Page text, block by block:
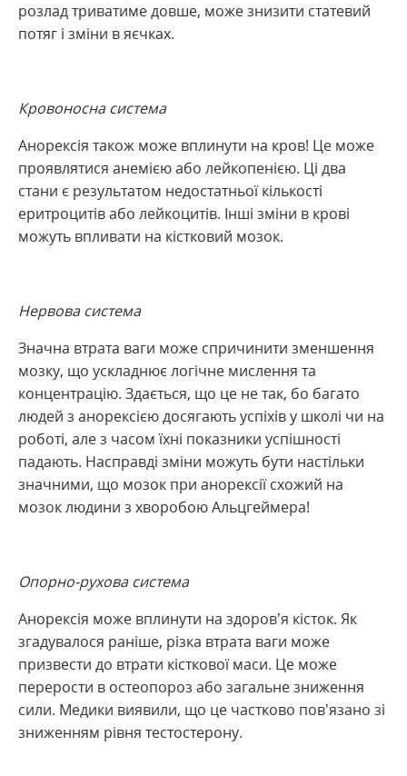
розлад триватиме довше, може знизити статевий
потяг і зміни в яєчках.
Кровоносна система
Анорексія також може вплинути на кров! Це може
проявлятися анемією або лейкопенією. Ці два
стани є результатом недостатньої кількості
еритроцитів або лейкоцитів. Інші зміни в крові
можуть впливати на кістковий мозок.
Нервова система
Значна втрата ваги може спричинити зменшення
мозку, що ускладнює логічне мислення та
концентрацію. Здається, що це не так, бо багато
людей з анорексією досягають успіхів у школі чи на
роботі, але з часом їхні показники успішності
падають. Насправді зміни можуть бути настільки
значними, що мозок при анорексії схожий на
мозок людини з хворобою Альцгеймера!
Опорно-рухова система
Анорексія може вплинути на здоров’я кісток. Як
згадувалося раніше, різка втрата ваги може
призвести до втрати кісткової маси. Це може
перерости в остеопороз або загальне зниження
сили. Медики виявили, що це частково пов’язано зі
зниженням рівня тестостерону.